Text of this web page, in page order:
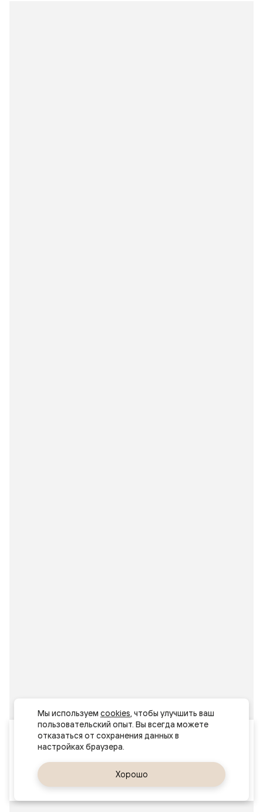
Ваш город
Мы используем cookies, чтобы улучшить ваш
пользовательский опыт. Вы всегда можете
отказаться от сохранения данных в
Хорошо